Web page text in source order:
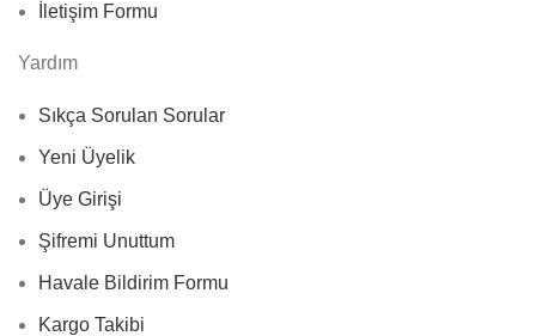
İletişim Formu
Yardım
Sıkça Sorulan Sorular
Yeni Üyelik
Üye Girişi
Şifremi Unuttum
Havale Bildirim Formu
Kargo Takibi